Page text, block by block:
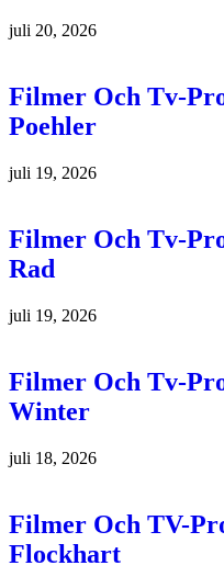
juli 20, 2026
Filmer Och Tv-
Poehler
juli 19, 2026
Filmer Och Tv-
Rad
juli 19, 2026
Filmer Och Tv-
Winter
juli 18, 2026
Filmer Och TV-
Flockhart